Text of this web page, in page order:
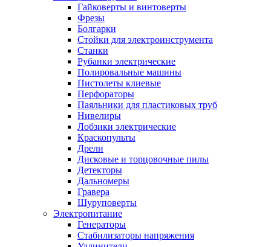
Гайковерты и винтоверты
Фрезы
Болгарки
Стойки для электроинструмента
Станки
Рубанки электрические
Полировальные машины
Пистолеты клиевые
Перфораторы
Паяльники для пластиковых труб
Нивелиры
Лобзики электрические
Краскопульты
Дрели
Дисковые и торцовочные пилы
Детекторы
Дальномеры
Гравера
Шуруповерты
Электропитание
Генераторы
Стабилизаторы напряжения